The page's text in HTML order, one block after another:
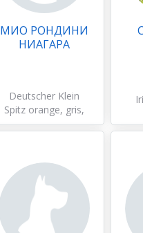
МИО РОНДИНИ
НИАГАРА
Deutscher Klein
Spitz orange, gris,
autre